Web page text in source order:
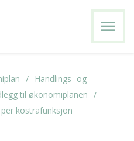
menu
Handlings- og
til økonomiplanen
kostrafunksjon